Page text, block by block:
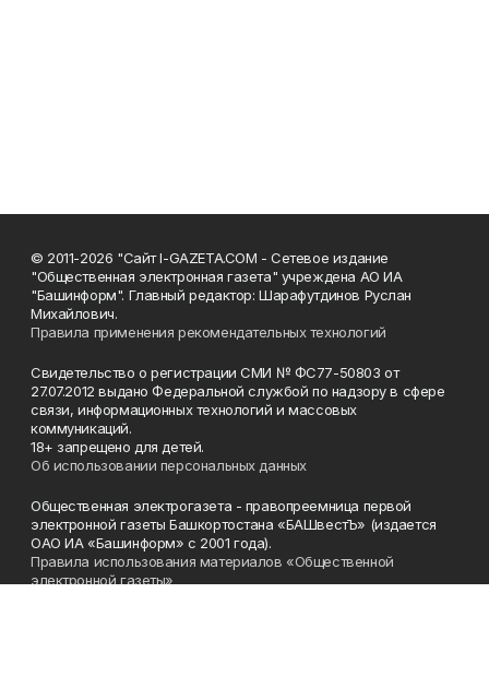
© 2011-2026 "Сайт I-GAZETA.COM - Сетевое издание
"Общественная электронная газета" учреждена АО ИА
"Башинформ". Главный редактор: Шарафутдинов Руслан
Михайлович.
Правила применения рекомендательных технологий
Свидетельство о регистрации СМИ № ФС77-50803 от
27.07.2012 выдано Федеральной службой по надзору в сфере
связи, информационных технологий и массовых
коммуникаций.
18+ запрещено для детей.
Об использовании персональных данных
Общественная электрогазета - правопреемница первой
электронной газеты Башкортостана «БАШвестЪ» (издается
ОАО ИА «Башинформ» с 2001 года).
Правила использования материалов «Общественной
электронной газеты»